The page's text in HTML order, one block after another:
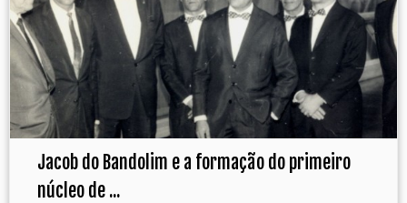
Jacob do Bandolim e a formação do primeiro
núcleo de ...